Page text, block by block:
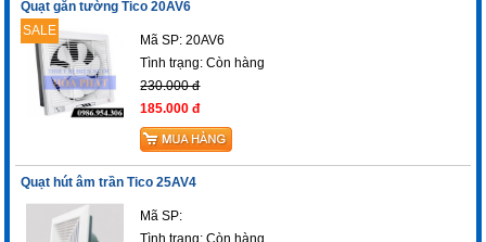
Quạt gắn tường Tico 20AV6
SALE
Mã SP: 20AV6
Tình trạng:Còn hàng
230.000 đ
185.000 đ
Quạt hút âm trần Tico 25AV4
Mã SP:
Tình trạng:Còn hàng